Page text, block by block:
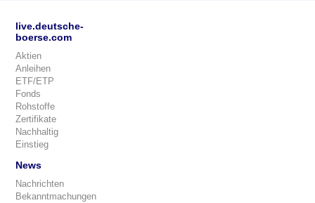
live.deutsche-
boerse.com
Aktien
Anleihen
ETF/ETP
Fonds
Rohstoffe
Zertifikate
Nachhaltig
Einstieg
News
Nachrichten
Bekanntmachungen